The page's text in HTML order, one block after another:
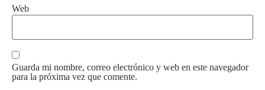
Web
Guarda mi nombre, correo electrónico y web en este navegador
para la próxima vez que comente.